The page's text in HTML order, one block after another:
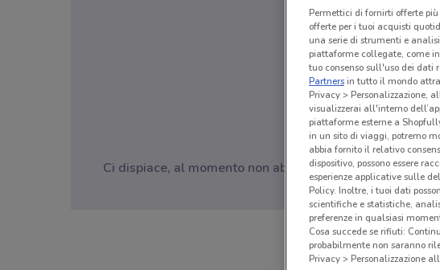
Ci dispiace, al momento non abbiamo pubblicato
Permettici di fornirti offerte
offerte per i tuoi acquisti
una serie di strumenti e
piattaforme collegate, come
tuo consenso sull'uso dei dati
Partnersin tutto il mondo
Privacy > Personalizzazione,
visualizzerai all'interno
piattaforme esterne a
in un sito di viaggi, potremo
abbia fornito il relativo
dispositivo, possono essere
esperienze applicative sulle
Policy. Inoltre, i tuoi dati
scientifiche e statistiche,
preferenze in qualsiasi
Cosa succede se rifiuti:
probabilmente non saranno
Privacy > Personalizzazione